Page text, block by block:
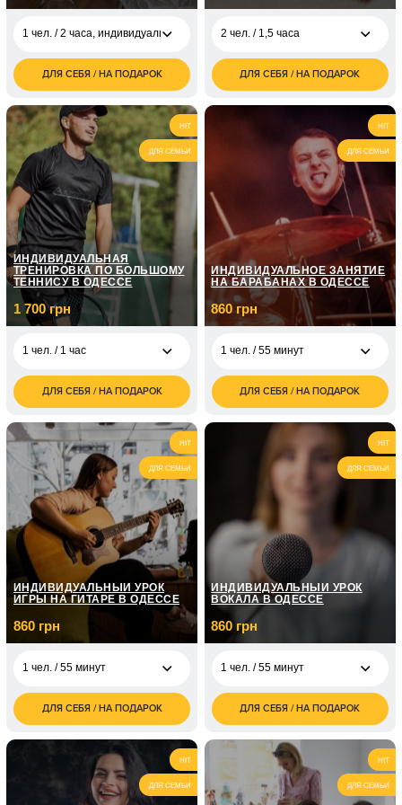
1 чел. / 2 часа, индивидуально
1 чел. / 2 часа,
индивидуально
грн
2 чел. / 2 часа
7 400
грн
1 чел. / 2,5 часа
2 200
ДЛЯ СЕБЯ / НА ПОДАРОК
2 чел. / 1,5 часа
3 100
грн
6 500
грн
ДЛЯ СЕБЯ / НА ПОДАРОК
HIT
ДЛЯ СЕМЬИ
ИНДИВИДУАЛЬНАЯ
ТРЕНИРОВКА ПО БОЛЬШОМУ
ТЕННИСУ В ОДЕССЕ
1 700 грн
1 чел. / 1 час
1 700
грн
2 чел. / 1 час
2 100
грн
ДЛЯ СЕБЯ / НА ПОДАРОК
HIT
ДЛЯ СЕМЬИ
ИНДИВИДУАЛЬНОЕ ЗАНЯТИЕ
НА БАРАБАНАХ В ОДЕССЕ
860 грн
1 чел. / 55 минут
грн
1 720
грн
1 чел. / 4 занятий по
2 990
1 чел. / 8 занятий по
55 минут
грн
ДЛЯ СЕБЯ / НА ПОДАРОК
HIT
ДЛЯ СЕМЬИ
ИНДИВИДУАЛЬНЫЙ УРОК
ИГРЫ НА ГИТАРЕ В ОДЕССЕ
860 грн
1 чел. / 55 минут
грн
2 чел. / 55 минут
1 720
грн
1 чел. / 4 занятия по
2 990
ДЛЯ СЕБЯ / НА ПОДАРОК
HIT
ДЛЯ СЕМЬИ
ИНДИВИДУАЛЬНЫЙ УРОК
ВОКАЛА В ОДЕССЕ
860 грн
1 чел. / 55 минут
грн
2 чел. / 55 минут
1 720
грн
1 чел. / 4 занятия по
2 990
ДЛЯ СЕБЯ / НА ПОДАРОК
HIT
ДЛЯ СЕМЬИ
HIT
ДЛЯ СЕМЬИ